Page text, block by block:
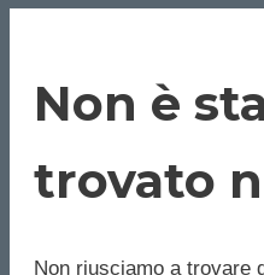
Non è
trovato
Non riusciamo a trovare